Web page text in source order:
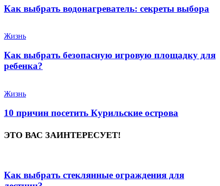
Как выбрать водонагреватель: секреты выбора
Жизнь
Как выбрать безопасную игровую площадку для
ребенка?
Жизнь
10 причин посетить Курильские острова
ЭТО ВАС ЗАИНТЕРЕСУЕТ!
Как выбрать стеклянные ограждения для